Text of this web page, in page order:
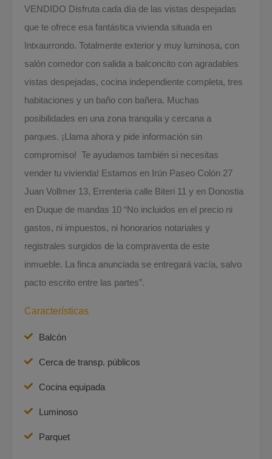
VENDIDO Disfruta cada día de las vistas despejadas
que te ofrece esa fantástica vivienda situada en
Intxaurrondo. Totalmente exterior y muy luminosa, con
salón comedor con salida a balconcito con agradables
vistas despejadas, cocina independiente completa, tres
habitaciones y un baño con bañera. Muchas
posibilidades en una zona tranquila y cercana a
parques. ¡Llama ahora y pide información sin
compromiso! Te ayudamos también si necesitas
vender tu vivienda! Estamos en Irún Paseo Colón 27
Juan Vollmer 13, Errenteria calle Biteri 11 y en Donostia
en Duque de mandas 10 “No incluidos en el precio ni
gastos, ni impuestos, ni honorarios notariales y
registrales surgidos de la compraventa de este
inmueble. La finca anunciada se entregará vacía, salvo
pacto escrito entre las partes”.
Características
Balcón
Cerca de transp. públicos
Cocina equipada
Luminoso
Parquet